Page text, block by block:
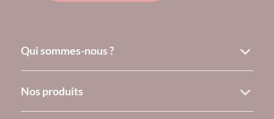
Qui sommes-nous ?
Nos produits